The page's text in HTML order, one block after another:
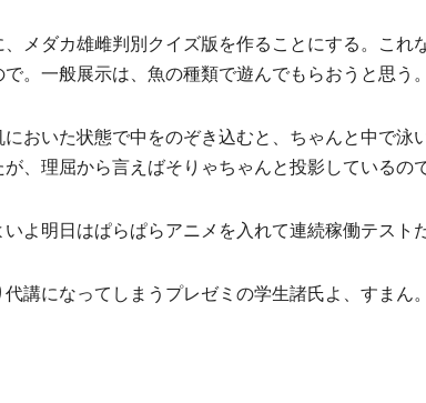
、メダカ雄雌判別クイズ版を作ることにする。こ
で。一般展示は、魚の種類で遊んでもらおうと思う。
においた状態で中をのぞき込むと、ちゃんと中で
が、理屈から言えばそりゃちゃんと投影しているの
いよ明日はぱらぱらアニメを入れて連続稼働テスト
代講になってしまうプレゼミの学生諸氏よ、すまん